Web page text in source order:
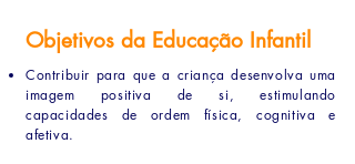
Objetivos da Educação Infantil
Contribuir para que a criança desenvolva uma
imagem positiva de si, estimulando
capacidades de ordem física, cognitiva e
afetiva.